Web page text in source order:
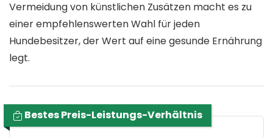
Vermeidung von künstlichen Zusätzen macht es zu
einer empfehlenswerten Wahl für jeden
Hundebesitzer, der Wert auf eine gesunde Ernährung
legt.
Bestes Preis-Leistungs-Verhältnis